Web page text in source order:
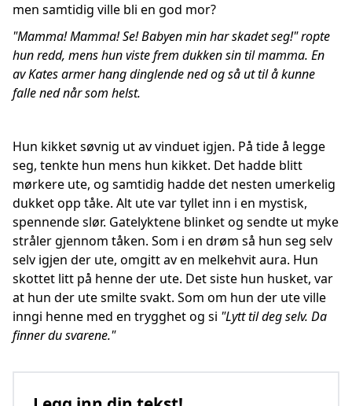
men samtidig ville bli en god mor?
"Mamma! Mamma! Se! Babyen min har skadet seg!" ropte
hun redd, mens hun viste frem dukken sin til mamma. En
av Kates armer hang dinglende ned og så ut til å kunne
falle ned når som helst.
Hun kikket søvnig ut av vinduet igjen. På tide å legge
seg, tenkte hun mens hun kikket. Det hadde blitt
mørkere ute, og samtidig hadde det nesten umerkelig
dukket opp tåke. Alt ute var tyllet inn i en mystisk,
spennende slør. Gatelyktene blinket og sendte ut myke
stråler gjennom tåken. Som i en drøm så hun seg selv
selv igjen der ute, omgitt av en melkehvit aura. Hun
skottet litt på henne der ute. Det siste hun husket, var
at hun der ute smilte svakt. Som om hun der ute ville
inngi henne med en trygghet og si "Lytt til deg selv. Da
finner du svarene."